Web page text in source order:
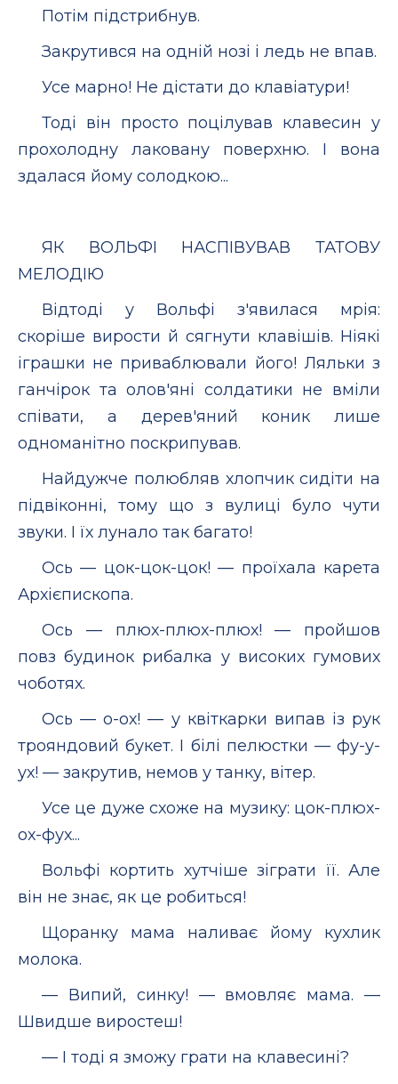
Потім підстрибнув.
Закрутився на одній нозі і ледь не впав.
Усе марно! Не дістати до клавіатури!
Тоді він просто поцілував клавесин у
прохолодну лаковану поверхню. І вона
здалася йому солодкою...
ЯК ВОЛЬФІ НАСПІВУВАВ ТАТОВУ
МЕЛОДІЮ
Відтоді у Вольфі з'явилася мрія:
скоріше вирости й сягнути клавішів. Ніякі
іграшки не приваблювали його! Ляльки з
ганчірок та олов'яні солдатики не вміли
співати, а дерев'яний коник лише
одноманітно поскрипував.
Найдужче полюбляв хлопчик сидіти на
підвіконні, тому що з вулиці було чути
звуки. І їх лунало так багато!
Ось — цок-цок-цок! — проїхала карета
Архієпископа.
Ось — плюх-плюх-плюх! — пройшов
повз будинок рибалка у високих гумових
чоботях.
Ось — о-ох! — у квіткарки випав із рук
трояндовий букет. І білі пелюстки — фу-у-
ух! — закрутив, немов у танку, вітер.
Усе це дуже схоже на музику: цок-плюх-
ох-фух...
Вольфі кортить хутчіше зіграти її. Але
він не знає, як це робиться!
Щоранку мама наливає йому кухлик
молока.
— Випий, синку! — вмовляє мама. —
Швидше виростеш!
— І тоді я зможу грати на клавесині?